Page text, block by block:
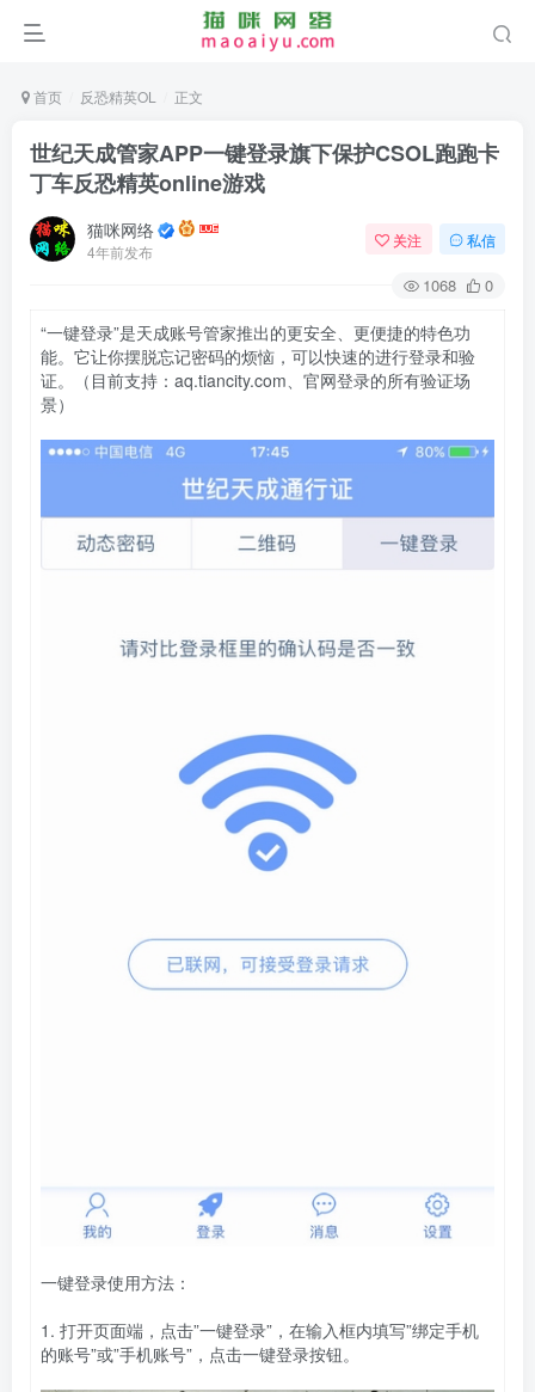
首页 反恐精英OL 正文
世纪天成管家APP一键登录旗下保护CSOL跑跑卡
丁车反恐精英online游戏
猫咪网络
4年前发布
关注 私信
1068 0
“一键登录”是天成账号管家推出的更安全、更便捷的特色功
能。它让你摆脱忘记密码的烦恼，可以快速的进行登录和验
证。（目前支持：aq.tiancity.com、官网登录的所有验证场
景）
一键登录使用方法：
1. 打开页面端，点击”一键登录”，在输入框内填写”绑定手机
的账号”或”手机账号”，点击一键登录按钮。